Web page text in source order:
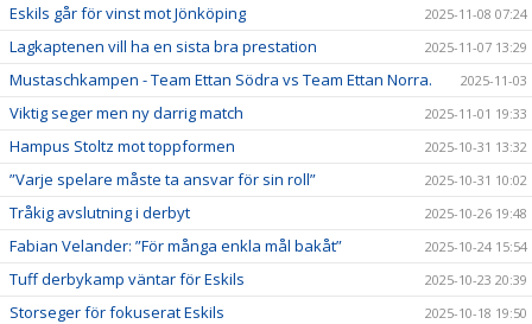
Eskils går för vinst mot Jönköping 2025-11-08 07:24
Lagkaptenen vill ha en sista bra prestation 2025-11-07 13:29
Mustaschkampen - Team Ettan Södra vs Team Ettan Norra. 2025-11-03
Viktig seger men ny darrig match 2025-11-01 19:33
Hampus Stoltz mot toppformen 2025-10-31 13:32
”Varje spelare måste ta ansvar för sin roll” 2025-10-31 10:02
Tråkig avslutning i derbyt 2025-10-26 19:48
Fabian Velander: ”För många enkla mål bakåt” 2025-10-24 15:54
Tuff derbykamp väntar för Eskils 2025-10-23 20:39
Storseger för fokuserat Eskils 2025-10-18 19:50